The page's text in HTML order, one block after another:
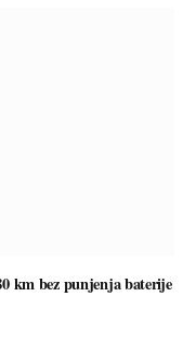
km bez punjenja baterije